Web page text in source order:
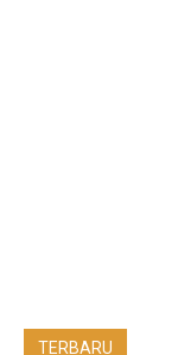
TERBARU